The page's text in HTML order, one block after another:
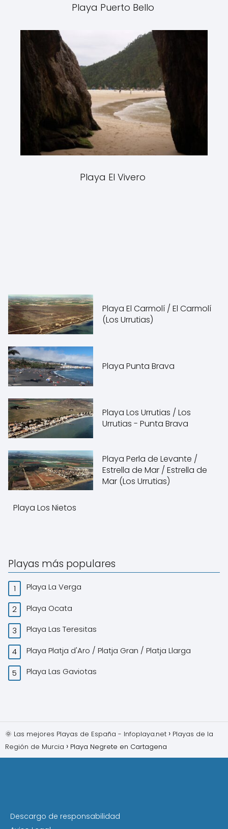
Playa Puerto Bello
Playa El Vivero
Playa El Carmolí / El Carmolí
(Los Urrutias)
Playa Punta Brava
Playa Los Urrutias / Los
Urrutias - Punta Brava
Playa Perla de Levante /
Estrella de Mar / Estrella de
Mar (Los Urrutias)
Playa Los Nietos
Playas más populares
Playa La Verga
Playa Ocata
Playa Las Teresitas
Playa Platja d'Aro / Platja Gran / Platja Llarga
Playa Las Gaviotas
🌞 Las mejores Playas de España - Infoplaya.net
Playas de la
Región de Murcia
Playa Negrete en Cartagena
Descargo de responsabilidad